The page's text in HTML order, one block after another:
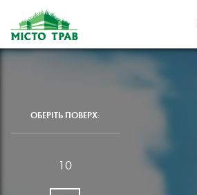
ОБЕРІТЬ ПОВЕРХ:
10